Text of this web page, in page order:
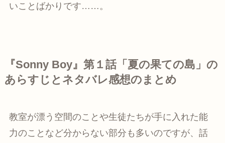
いことばかりです……。
『Sonny Boy』第１話「夏の果ての島」の
あらすじとネタバレ感想のまとめ
教室が漂う空間のことや生徒たちが手に入れた能
力のことなど分からない部分も多いのですが、話